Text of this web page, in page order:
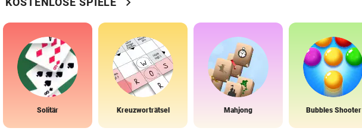
Solitär Kreuzworträtsel Mahjong Bubbles Shooter